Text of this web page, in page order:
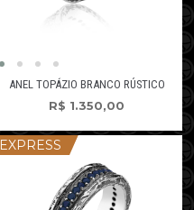
ANEL TOPÁZIO BRANCO RÚSTICO
R$ 1.350,00
EXPRESS